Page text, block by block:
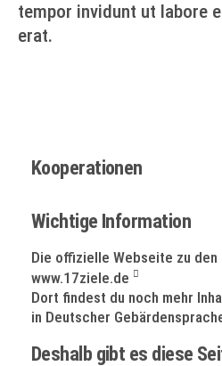
tempor invidunt ut labore
erat.
Kooperationen
Wichtige Information
Die offizielle Webseite zu
www.17ziele.de
Dort findest du noch mehr
in Deutscher
Deshalb gibt es diese